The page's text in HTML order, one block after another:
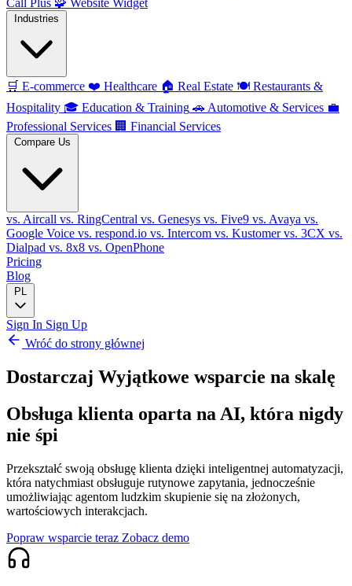
Call Plus 🧩 Website Widget
Industries
🛒 E-commerce ❤️ Healthcare 🏠 Real Estate 🍽️ Restaurants &
Hospitality 🎓 Education & Training 🚗 Automotive & Services 💼
Professional Services 🏢 Financial Services
Compare Us
vs. Aircall vs. RingCentral vs. Genesys vs. Five9 vs. Avaya vs.
Google Voice vs. respond.io vs. Intercom vs. Kustomervs. 3CX vs.
Dialpad vs. 8x8 vs. OpenPhone
Pricing
Blog
PL
Sign In Sign Up
Wróć do strony głównej
Dostarczaj Wyjątkowe wsparcie na skalę
Obsługa klienta oparta na AI, która nigdy
nie śpi
Przekształć swoją obsługę klienta dzięki inteligentnej automatyzacji,
która natychmiast obsługuje rutynowe zapytania, jednocześnie
umożliwiając agentom ludzkim skupienie się na złożonych,
wartościowych interakcjach.
Popraw wsparcie teraz Zobacz demo